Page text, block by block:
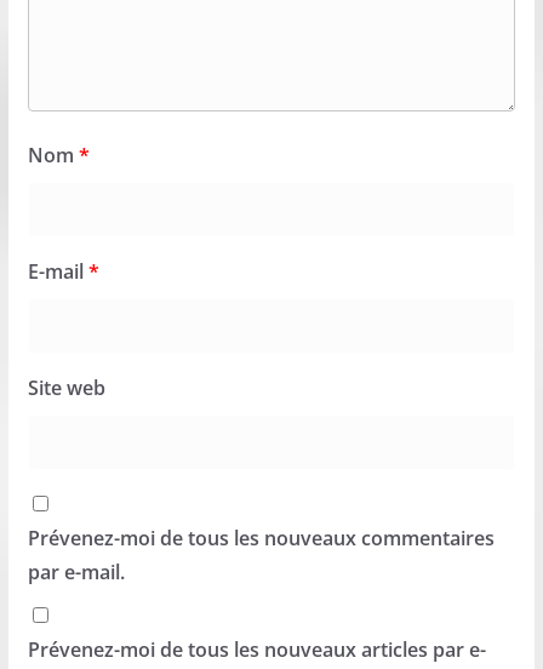
Nom *
E-mail*
Site web
Prévenez-moi de tous les nouveaux commentaires
par e-mail.
Prévenez-moi de tous les nouveaux articles par e-